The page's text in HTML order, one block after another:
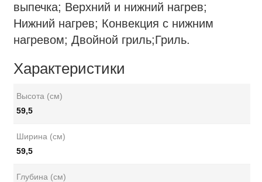
выпечка; Верхний и нижний нагрев;
Нижний нагрев; Конвекция с нижним
нагревом; Двойной гриль;Гриль.
Характеристики
Высота (см)
59,5
Ширина (см)
59,5
Глубина (см)